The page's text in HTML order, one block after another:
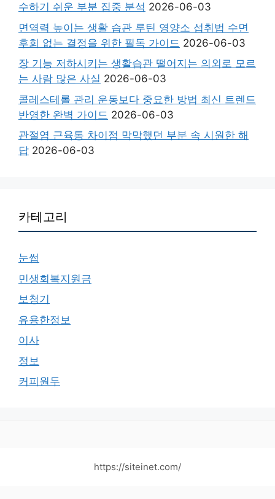
수하기 쉬운 부분 집중 분석 2026-06-03
면역력 높이는 생활 습관 루틴 영양소 섭취법 수면
후회 없는 결정을 위한 필독 가이드 2026-06-03
장 기능 저하시키는 생활습관 떨어지는 의외로 모르
는 사람 많은 사실 2026-06-03
콜레스테롤 관리 운동보다 중요한 방법 최신 트렌드
반영한 완벽 가이드 2026-06-03
관절염 근육통 차이점 막막했던 부분 속 시원한 해
답 2026-06-03
카테고리
눈썹
민생회복지원금
보청기
유용한정보
이사
정보
커피원두
https://siteinet.com/